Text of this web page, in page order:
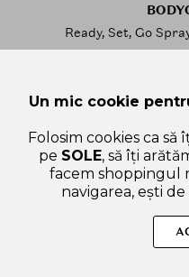
Ready, Set, Go
INDISPONIBIL
ADAUGA
Un mic cookie
Folosim cookies ca
pe SOLE, să îți
facem shoppingul
navigarea, ești